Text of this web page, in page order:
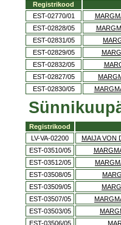
Registrikood
EST-02770/01
EST-02828/05
EST-02831/05
EST-02829/05
EST-02832/05
EST-02827/05
EST-02830/05
Registrikood
LV-VA-02200
MAIJA VON
EST-03510/05
EST-03512/05
EST-03508/05
EST-03509/05
EST-03507/05
EST-03503/05
EST-03506/05